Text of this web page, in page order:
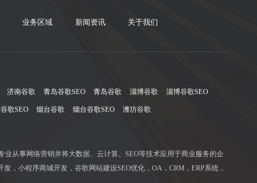
业务区域 新闻资讯
关于我们
济南谷歌 青岛谷歌SEO 青岛谷歌 淄博谷歌 淄博谷歌SEO
歌SEO 烟台谷歌 烟台谷歌SEO 潍坊谷歌
业从事网络营销并将大数据、云计算、SEO等技术应用于商业服务的企
，小程序商城开发，谷歌网站建设SEO优化，OA，CRM，ERP系统，